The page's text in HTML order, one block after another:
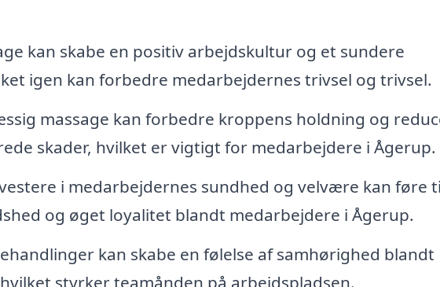
kan skabe en positiv arbejdskultur og et sundere
igen kan forbedre medarbejdernes trivsel og trivsel.
massage kan forbedre kroppens holdning og
skader, hvilket er vigtigt for medarbejdere i Ågerup.
i medarbejdernes sundhed og velvære kan føre
og øget loyalitet blandt medarbejdere i Ågerup.
kan skabe en følelse af samhørighed blandt
styrker teamånden på arbejdspladsen.